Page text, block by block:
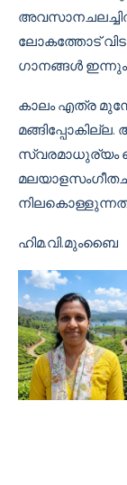
ലോകത്തോട്
ഗാനങ്ങൾ ഇന്നും
കാലം എത്ര
ഹിമ.വി.മുംബൈ